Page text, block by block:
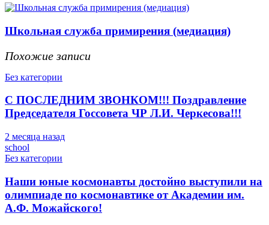
Школьная служба примирения (медиация)
Похожие записи
Без категории
С ПОСЛЕДНИМ ЗВОНКОМ!!! Поздравление
Председателя Госсовета ЧР Л.И. Черкесова!!!
2 месяца назад
school
Без категории
Наши юные космонавты достойно выступили на
олимпиаде по космонавтике от Академии им.
А.Ф. Можайского!